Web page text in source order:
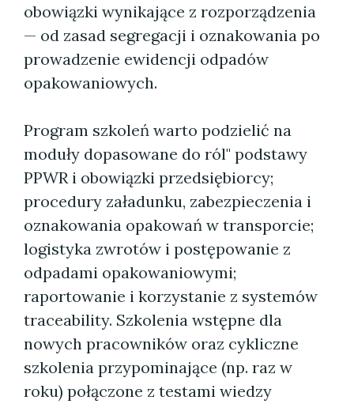
obowiązki wynikające z rozporządzenia
— od zasad segregacji i oznakowania po
prowadzenie ewidencji odpadów
opakowaniowych.
Program szkoleń warto podzielić na
moduły dopasowane do ról" podstawy
PPWR i obowiązki przedsiębiorcy;
procedury załadunku, zabezpieczenia i
oznakowania opakowań w transporcie;
logistyka zwrotów i postępowanie z
odpadami opakowaniowymi;
raportowanie i korzystanie z systemów
traceability. Szkolenia wstępne dla
nowych pracowników oraz cykliczne
szkolenia przypominające (np. raz w
roku) połączone z testami wiedzy